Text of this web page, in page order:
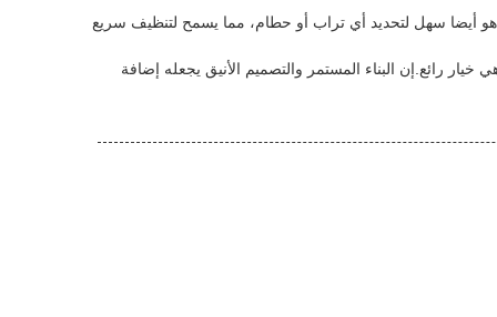
أيضا سهل لتحديد أي تراب أو حطام، مما يسمح لتنظيف سريع
رائع.إن البناء المستمر والتصميم الأنيق يجعله إضافة